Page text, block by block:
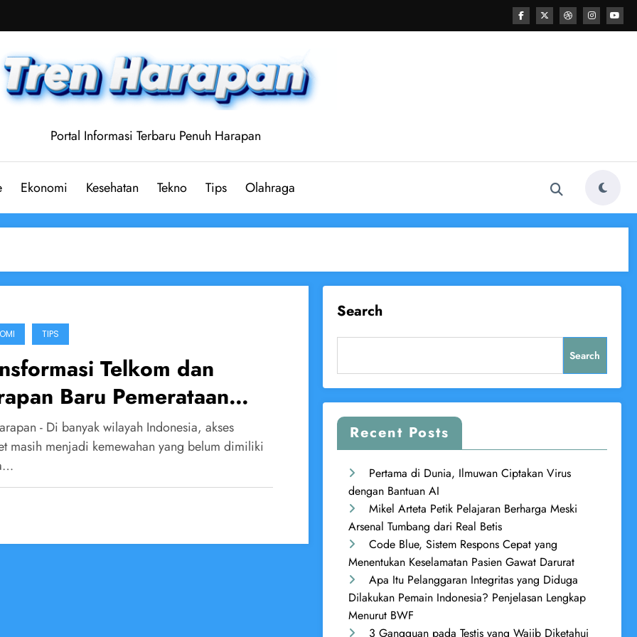
Portal Informasi Terbaru Penuh Harapan
Ekonomi Kesehatan Tekno Tips Olahraga
TIPS
Telkom dan
Baru Pemerataan
Indonesia
- Di banyak wilayah Indonesia, akses
masih menjadi kemewahan yang belum dimiliki
Search
Search
Recent Posts
Pertama di Dunia, Ilmuwan Ciptakan Virus
dengan Bantuan AI
Mikel Arteta Petik Pelajaran Berharga Meski
Arsenal Tumbang dari Real Betis
Code Blue, Sistem Respons Cepat yang
Menentukan Keselamatan Pasien Gawat Darurat
Apa Itu Pelanggaran Integritas yang Diduga
Dilakukan Pemain Indonesia? Penjelasan Lengkap
Menurut BWF
3 Gangguan pada Testis yang Wajib Diketahui